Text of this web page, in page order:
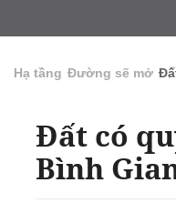
Hạ tầng Đường sẽ mở
Đất có
Bình